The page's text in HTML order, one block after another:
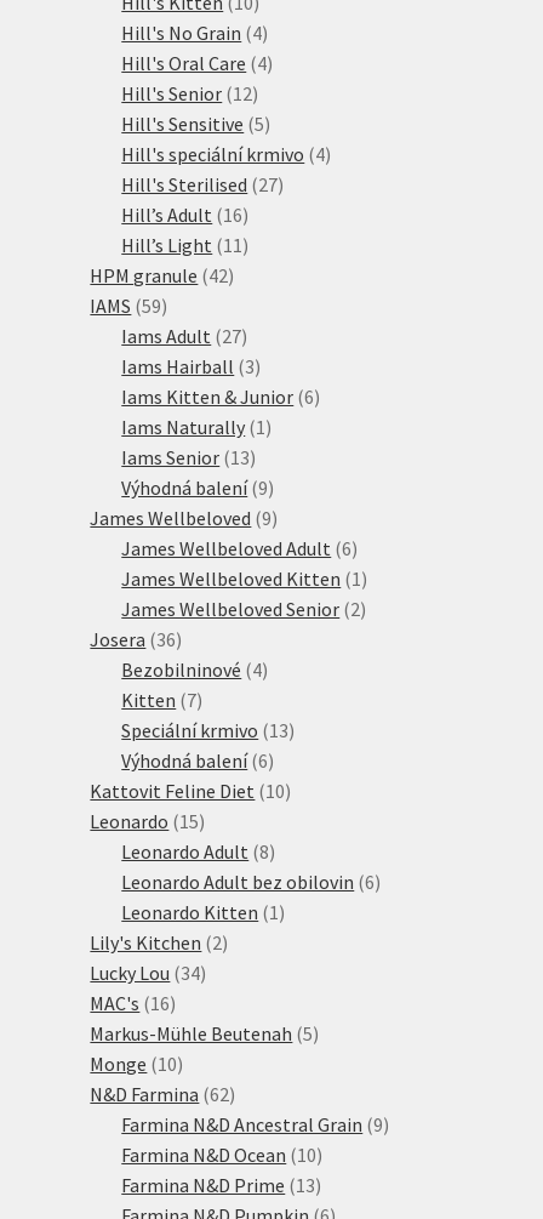
produktů
Hill's No Grain 44
produkty
Hill's Oral Care 44
Hill's Senior 1212
produktů
Hill's Sensitive 55
produktů
Hill's speciální krmivo 44
Hill's Sterilised 2727
Hill’s Adult 1616
produktů
Hill’s Light 11 11
HPM granule 4242
IAMS 5959
produktů
Iams Adult 2727
produktů
Iams Hairball 33
produkty
Iams Kitten & Junior 66
Iams Naturally 1 1
Iams Senior 1313
produktů
Výhodná balení 99
produktů
James Wellbeloved 99
produktů
James Wellbeloved Adult 66
produktů
James Wellbeloved Kitten 1 1
produkt
James Wellbeloved Senior 22
Josera 3636
produktů
Bezobilninové 44
Kitten 77
produktů
Speciální krmivo 1313
Výhodná balení 66
produktů
Kattovit Feline Diet 1010
Leonardo 1515
produktů
Leonardo Adult 88
produktů
Leonardo Adult bez obilovin 66
Leonardo Kitten 1 1
Lily's Kitchen 22
Lucky Lou 3434
MAC's 1616
produktů
Markus-Mühle Beutenah 55
Monge 1010
produktů
N&D Farmina 6262
produktů
Farmina N&D Ancestral Grain 99
Farmina N&D Ocean 1010
produktů
Farmina N&D Prime 1313
produktů
6